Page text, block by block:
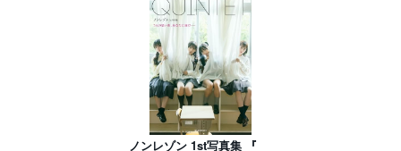
ノンレゾン 1st写真集 『